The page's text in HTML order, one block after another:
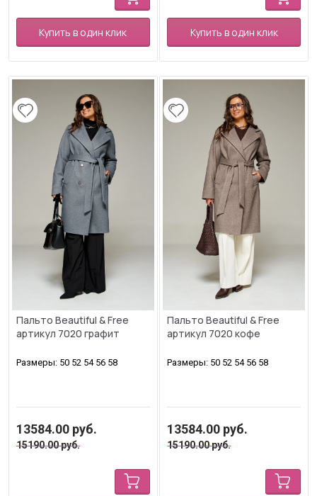
Купить в один клик Купить в один клик
Пальто Beautiful & Free
артикул 7020 графит
Размеры: 50 52 54 56 58
13584.00 руб.
15190.00руб.
Пальто Beautiful & Free
артикул 7020 кофе
Размеры: 50 52 54 56 58
13584.00 руб.
15190.00руб.